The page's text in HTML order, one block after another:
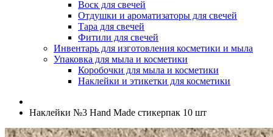
Воск для свечей
Отдушки и ароматизаторы для свечей
Тара для свечей
Фитили для свечей
Инвентарь для изготовления косметики и мыла
Упаковка для мыла и косметики
Коробочки для мыла и косметики
Наклейки и этикетки для косметики
Наклейки №3 Hand Made стикерпак 10 шт